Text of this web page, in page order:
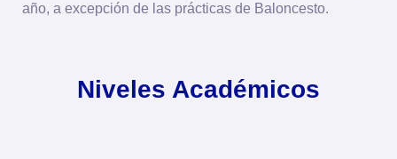
año, a excepción de las prácticas de Baloncesto.
Niveles Académicos